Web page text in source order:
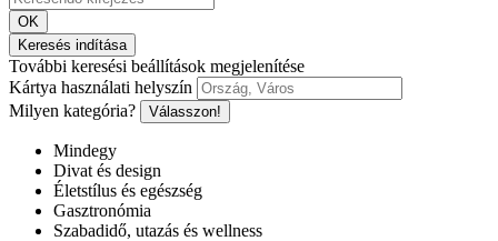
OK
Keresés indítása
További keresési beállítások megjelenítése
Kártya használati helyszín
Milyen kategória?
Válasszon!
Mindegy
Divat és design
Életstílus és egészség
Gasztronómia
Szabadidő, utazás és wellness